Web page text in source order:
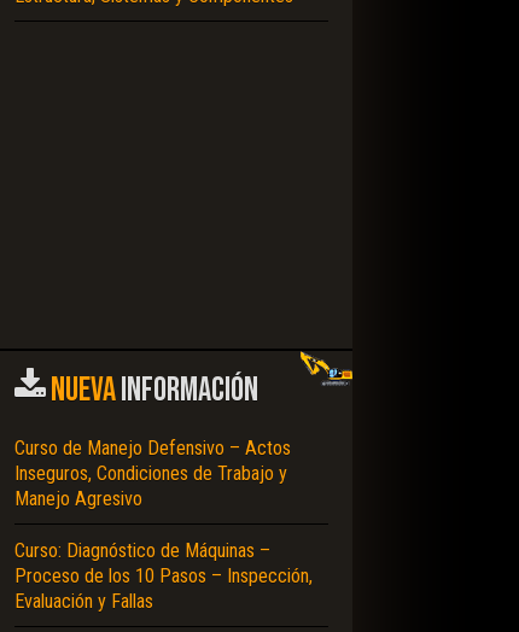
NUEVAINFORMACIÓN
Curso de Manejo Defensivo – Actos
Inseguros, Condiciones de Trabajo y
Manejo Agresivo
Curso: Diagnóstico de Máquinas –
Proceso de los 10 Pasos – Inspección,
Evaluación y Fallas